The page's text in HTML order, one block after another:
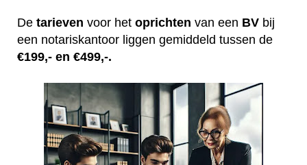
De tarieven voor het oprichten van een BV bij
een notariskantoor liggen gemiddeld tussen de
€199,- en €499,-.